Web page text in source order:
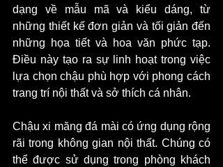
dạng về mẫu mã và kiểu dáng, từ
những thiết kế đơn giản và tối giản đến
những họa tiết và hoa văn phức tạp.
Điều này tạo ra sự linh hoạt trong việc
lựa chọn chậu phù hợp với phong cách
trang trí nội thất và sở thích cá nhân.
Chậu xi măng đá mài có ứng dụng rộng
rãi trong không gian nội thất. Chúng có
thể được sử dụng trong phòng khách